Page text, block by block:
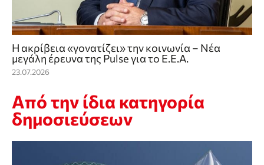
Η ακρίβεια «γονατίζει» την κοινωνία – Νέα
μεγάλη έρευνα της Pulse για το Ε.Ε.Α.
23.07.2026
Από την ίδια κατηγορία
δημοσιεύσεων